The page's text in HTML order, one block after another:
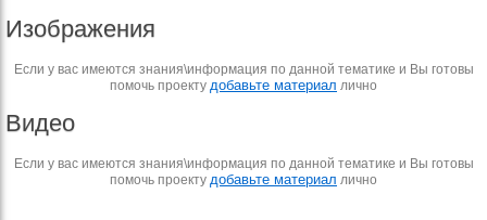
Изображения
Если у вас имеются знания\информация по данной тематике и Вы готовы
помочь проекту добавьте материал лично
Видео
Если у вас имеются знания\информация по данной тематике и Вы готовы
помочь проекту добавьте материал лично